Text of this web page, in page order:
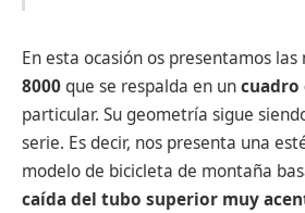
En esta ocasión os presentamos las
8000que se respalda en uncuadro
particular. Su geometría sigue
serie. Es decir, nos presenta una
modelo de bicicleta de montaña
caída del tubo superior muy